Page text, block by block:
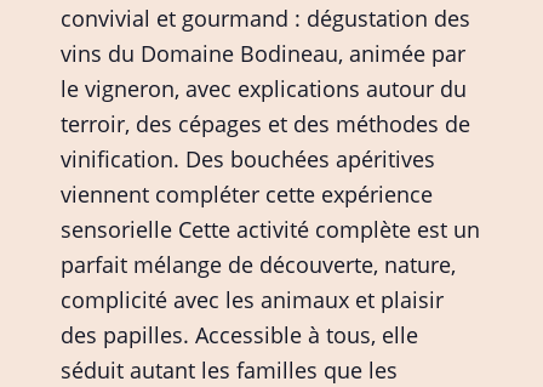
convivial et gourmand : dégustation des
vins du Domaine Bodineau, animée par
le vigneron, avec explications autour du
terroir, des cépages et des méthodes de
vinification. Des bouchées apéritives
viennent compléter cette expérience
sensorielle Cette activité complète est un
parfait mélange de découverte, nature,
complicité avec les animaux et plaisir
des papilles. Accessible à tous, elle
séduit autant les familles que les